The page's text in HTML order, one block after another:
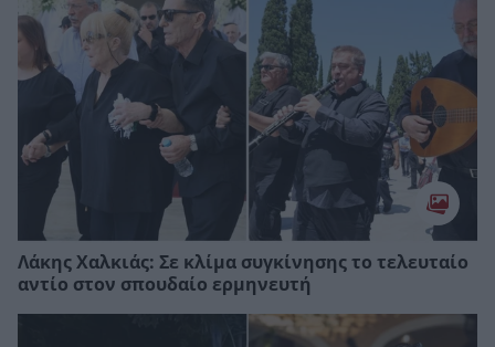
Λάκης Χαλκιάς: Σε κλίμα συγκίνησης το τελευταίο
αντίο στον σπουδαίο ερμηνευτή